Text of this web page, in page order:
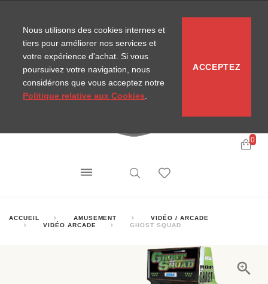
0
ACCUEIL AMUSEMENT
VIDÉO / ARCADE
VIDÉO ARCADE
GHOST SQUAD
Nous utilisons des cookies internes et
tiers pour améliorer nos services et
votre expérience d'achat. Si vous
poursuivez votre navigation, nous
considérons que vous acceptez notre
Politique relative aux Cookies
ACCEPTEZ